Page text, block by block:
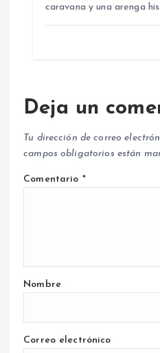
caravana y una arenga
Deja un
Tu dirección de correo
campos obligatorios están
Comentario *
Nombre
Correo electrónico